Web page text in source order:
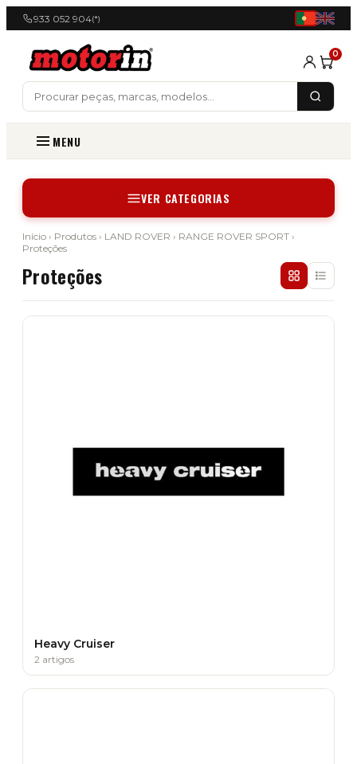
933 052 904(*)
0
MENU
VER CATEGORIAS
Início › Produtos › LAND ROVER › RANGE ROVER SPORT ›
Proteções
Proteções
Heavy Cruiser
2 artigos